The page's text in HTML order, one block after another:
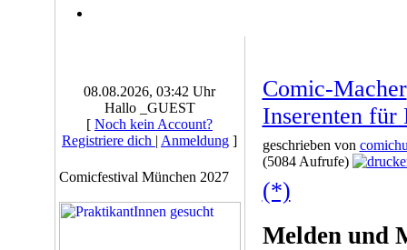
08.08.2026, 03:42 Uhr
Hallo _GUEST
[ Noch kein Account?
Registriere dich | Anmeldung ]
Comicfestival München 2027
Comic-Macher
Inserenten für
geschrieben von
(5084 Aufrufe)
(*)
Melden und